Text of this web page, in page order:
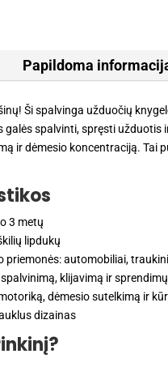
Papildoma
Ši spalvinga užduočių
galės spalvinti, spręsti
ir dėmesio koncentraciją. Tai
3 metų
lipdukų
automobiliai,
klijavimą ir
dėmesio sutelkimą ir
dizainas